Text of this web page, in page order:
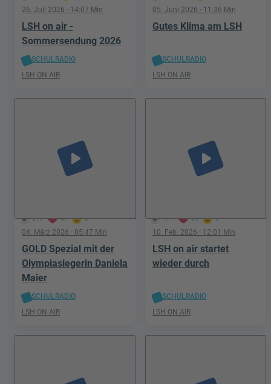
26. Juli 2026 · 14:07 Min
LSH on air -
Sommersendung 2026
SCHULRADIO
LSH ON AIR
05. Juni 2026 · 11:36 Min
Gutes Klima am LSH
SCHULRADIO
LSH ON AIR
211 41 8
play_arrow
04. März 2026 · 05:47 Min
GOLD Spezial mit der
Olympiasiegerin Daniela
Maier
SCHULRADIO
LSH ON AIR
171 24 6
play_arrow
10. Feb. 2026 · 12:01 Min
LSH on air startet
wieder durch
SCHULRADIO
LSH ON AIR